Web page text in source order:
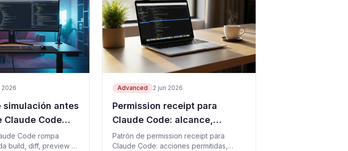
2026
simulación antes
Claude Code
producción
Code rompa
build, diff, preview y
Advanced 2 jun 2026
Permission receipt para
Claude Code: alcance,
prueba y rollback
Patrón de permission receipt para
Claude Code: acciones permitidas,